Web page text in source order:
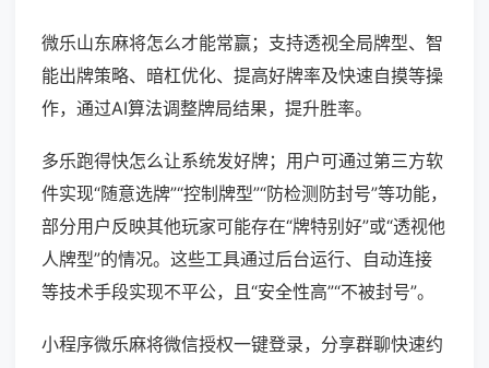
微乐山东麻将怎么才能常赢；支持透视全局牌型、智
能出牌策略、暗杠优化、提高好牌率及快速自摸等操
作，通过AI算法调整牌局结果，提升胜率。
多乐跑得快怎么让系统发好牌；用户可通过第三方软
件实现“随意选牌”“控制牌型”“防检测防封号”等功能，
部分用户反映其他玩家可能存在“牌特别好”或“透视他
人牌型”的情况。这些工具通过后台运行、自动连接
等技术手段实现不平公，且“安全性高”“不被封号”。
小程序微乐麻将微信授权一键登录，分享群聊快速约